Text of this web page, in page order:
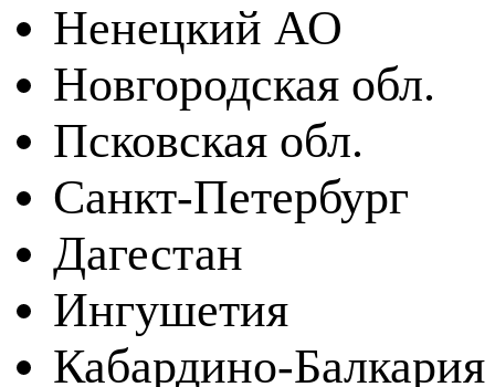
Ненецкий АО
Новгородская обл.
Псковская обл.
Санкт-Петербург
Дагестан
Ингушетия
Кабардино-Балкария